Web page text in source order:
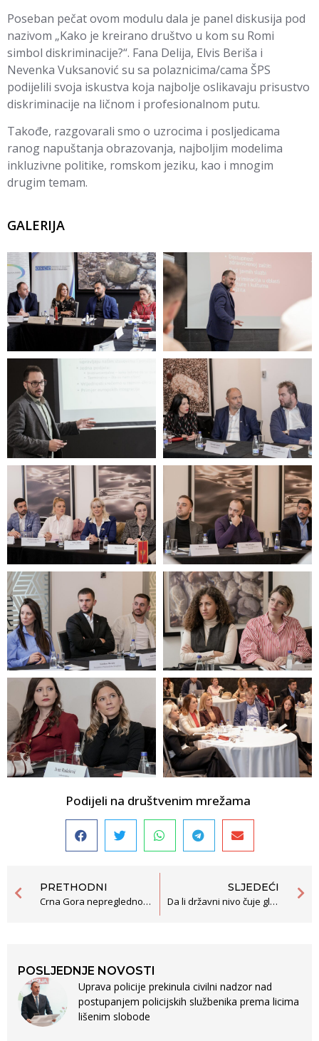
Poseban pečat ovom modulu dala je panel diskusija pod
nazivom „Kako je kreirano društvo u kom su Romi
simbol diskriminacije?“. Fana Delija, Elvis Beriša i
Nevenka Vuksanović su sa polaznicima/cama ŠPS
podijelili svoja iskustva koja najbolje oslikavaju prisustvo
diskriminacije na ličnom i profesionalnom putu.
Takođe, razgovarali smo o uzrocima i posljedicama
ranog napuštanja obrazovanja, najboljim modelima
inkluzivne politike, romskom jeziku, kao i mnogim
drugim temam.
GALERIJA
Podijeli na društvenim mrežama
PRETHODNI
Crna Gora nepregledno polje diskriminacije
SLJEDEĆI
Da li državni nivo čuje glas lokala?
POSLJEDNJE NOVOSTI
Uprava policije prekinula civilni nadzor nad
postupanjem policijskih službenika prema licima
lišenim slobode